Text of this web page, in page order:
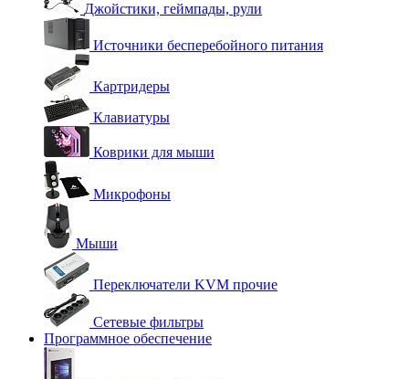
Джойстики, геймпады, рули
Источники бесперебойного питания
Картридеры
Клавиатуры
Коврики для мыши
Микрофоны
Мыши
Переключатели KVM прочие
Сетевые фильтры
Программное обеспечение